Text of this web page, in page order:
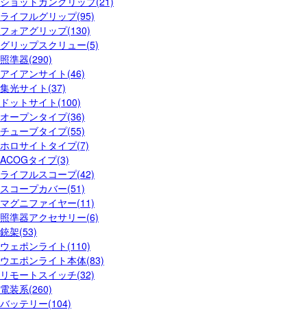
ライフルグリップ(95)
フォアグリップ(130)
グリップスクリュー(5)
照準器(290)
アイアンサイト(46)
集光サイト(37)
ドットサイト(100)
オープンタイプ(36)
チューブタイプ(55)
ホロサイトタイプ(7)
ACOGタイプ(3)
ライフルスコープ(42)
スコープカバー(51)
マグニファイヤー(11)
照準器アクセサリー(6)
銃架(53)
ウェポンライト(110)
ウエポンライト本体(83)
リモートスイッチ(32)
電装系(260)
バッテリー(104)